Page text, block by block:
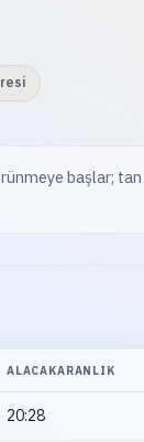
başlar;
ALACAKARANLIK
20:28